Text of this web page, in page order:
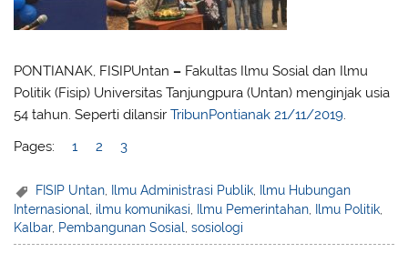
PONTIANAK, FISIPUntan – Fakultas Ilmu Sosial dan Ilmu
Politik (Fisip) Universitas Tanjungpura (Untan) menginjak usia
54 tahun. Seperti dilansirTribunPontianak 21/11/2019.
Pages:1 2 3
FISIP Untan Ilmu Administrasi Publik Ilmu Hubungan
Internasional ilmu komunikasi Ilmu Pemerintahan Ilmu Politik
Kalbar, Pembangunan Sosial ,sosiologi